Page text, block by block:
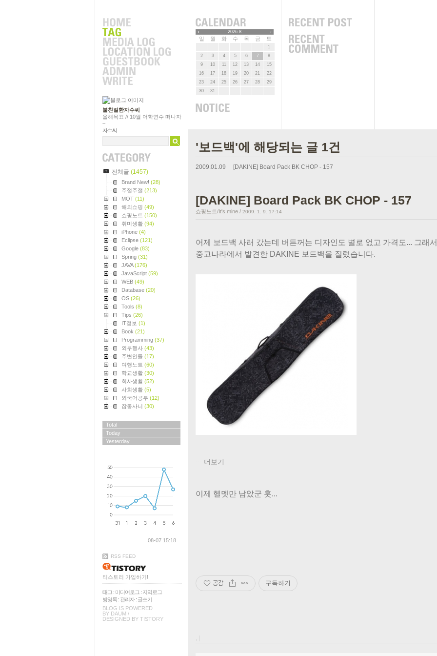
불친절한자수씨
올해목표 // 10월 어학연수 떠나자
~
자수씨
전체글 (1457)
Brand New! (28)
주절주절 (213)
MOT (11)
해외쇼핑 (49)
쇼핑노트 (150)
취미생활 (94)
iPhone (4)
Eclipse (121)
Google (83)
Spring (31)
JAVA(176)
JavaScript (59)
WEB (49)
Database (20)
OS (26)
Tools (8)
Tips (26)
IT정보 (1)
Book (21)
Programming (37)
외부행사 (43)
주변인들 (17)
여행노트 (60)
학교생활 (30)
회사생활 (52)
사회생활 (5)
외국어공부 (12)
잡동사니 (30)
Total
Today
Yesterday
08-07 15:18
RSS FEED
티스토리 가입하기!
태그 : 미디어로그 : 지역로그
방명록 : 관리자: 글쓰기
BLOG IS POWERED
BY DAUM /
DESIGNED BY TISTORY
2026.8
일 월 화 수 목 금 토
1
2
3 4 5 6 7
8
9
10 11 12 13 14
15
16
17 18 19 20 21
22
23
24 25 26 27 28
29
30
31
'보드백'에 해당되는 글 1건
2009.01.09 [DAKINE] Board Pack BK CHOP - 157
[DAKINE] Board Pack BK CHOP - 157
쇼핑노트/It's mine / 2009. 1. 9. 17:14
어제 보드백 사러 갔는데 버튼꺼는 디자인도 별로 없고 가격도... 그래
중고나라에서 발견한 DAKINE 보드백을 질렀습니다.
더보기
이제 헬멧만 남았군 훗...
공감 구독하기
, |